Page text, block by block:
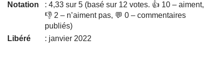
Notation
: 4,33 sur 5 (basé sur 12 votes. 👍 10 – aiment,
👎 2 – n’aiment pas, 💬 0 – commentaires
publiés)
Libéré
: janvier 2022